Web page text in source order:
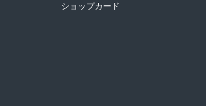
ショップカード